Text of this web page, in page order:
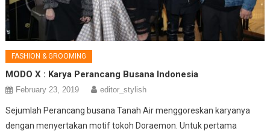
FASHION & GROOMING
MODO X : Karya Perancang Busana Indonesia
February 23, 2019 editor_stylish
Sejumlah Perancang busana Tanah Air menggoreskan karyanya
dengan menyertakan motif tokoh Doraemon. Untuk pertama